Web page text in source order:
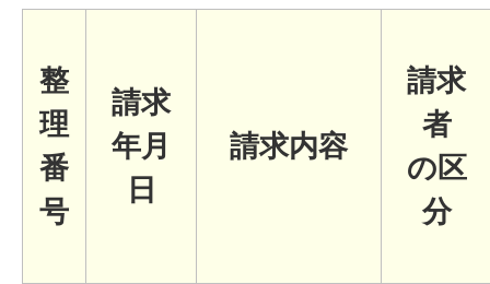
整
理
番
号
請求
年月
日
請求内容
請求
者
の区
分